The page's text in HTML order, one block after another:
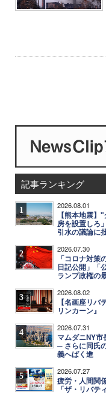
記事ランキング
1 2026.08.01
【熊本地震
房を設置しろ
引水の議論に
2 2026.07.30
「コロナ対
日記公開」「
ランプ政権の
3 2026.08.02
【名画座リ
リンカーン』
4 2026.07.31
マムダニNY
─ さらに同氏
義へばく進
5 2026.07.27
疲労・人間関
「ザ・リバテ